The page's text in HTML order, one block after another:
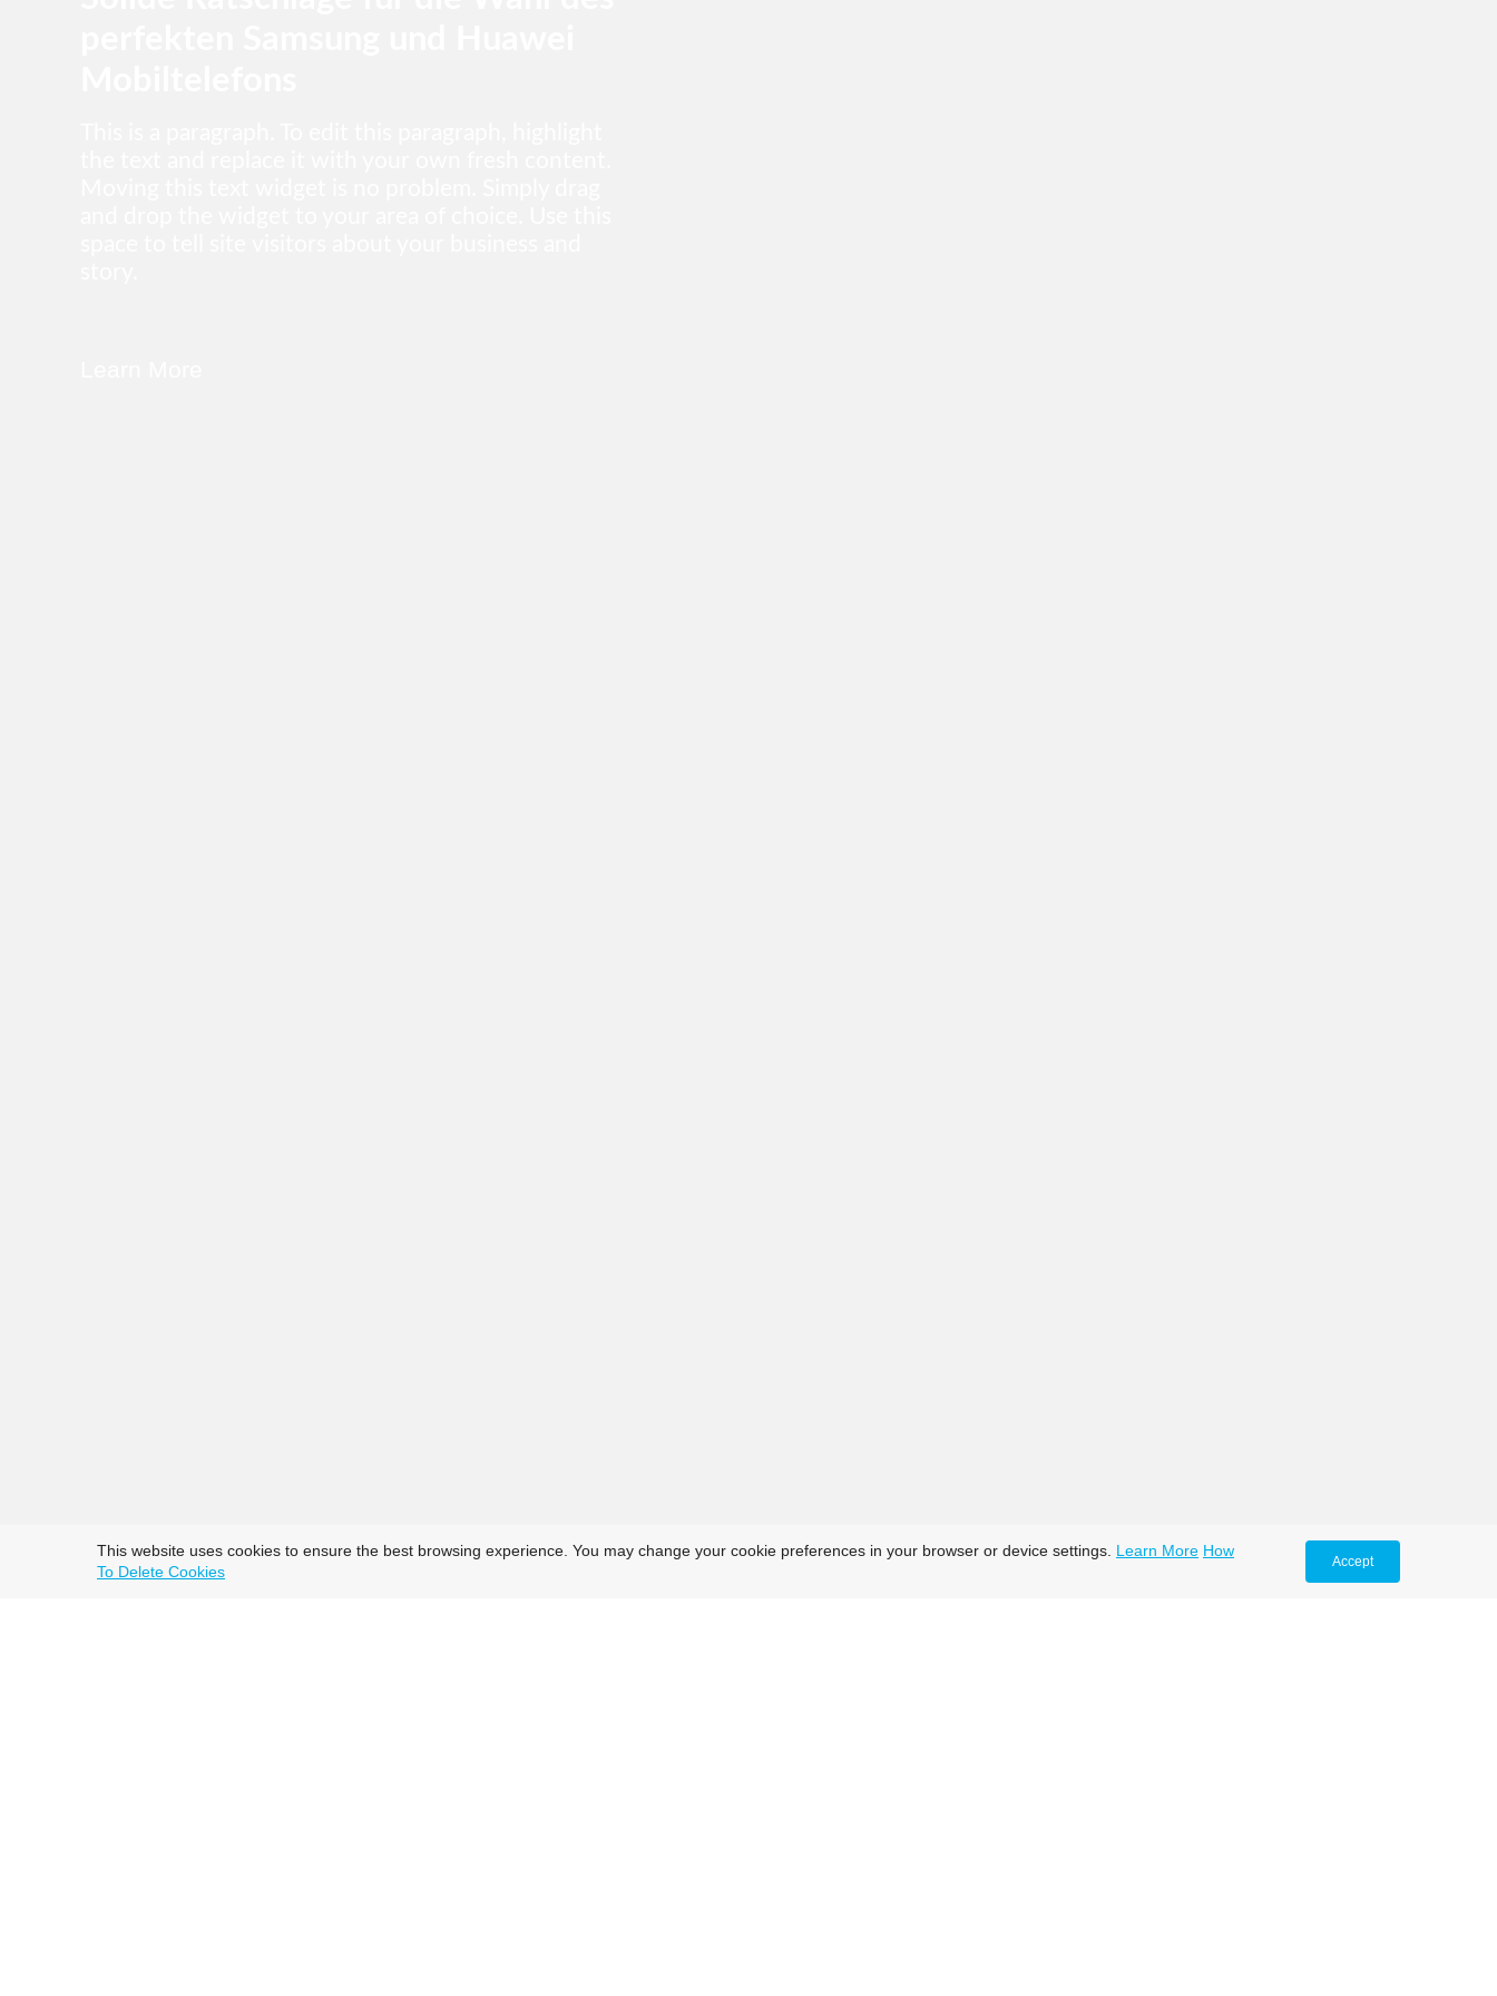
This website uses cookies to ensure the best browsing experience. You may change your cookie preferences in your browser or device settings. Learn More How
To Delete Cookies
Accept